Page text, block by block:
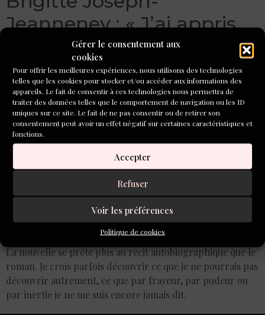
Gérer le consentement aux
cookies
Pour offrir les meilleures expériences, nous utilisons des technologies
telles que les cookies pour stocker et/ou accéder aux informations des
appareils. Le fait de consentir à ces technologies nous permettra de
traiter des données telles que le comportement de navigation ou les ID
uniques sur ce site. Le fait de ne pas consentir ou de retirer son
consentement peut avoir un effet négatif sur certaines caractéristiques et
fonctions.
Accepter
Refuser
Voir les préférences
Politique de cookies
Jeanneney : « J’ai appris
dans les ateliers à me
faire confiance »
La nouvelle se prête plus au récit autobiographique que le
roman. Je crois parfois découvrir ce que je ne pourrais pas
découvrir autrement, ce que par frayeur, par pudeur ou
par inertie je ne me suis encore jamais dit.